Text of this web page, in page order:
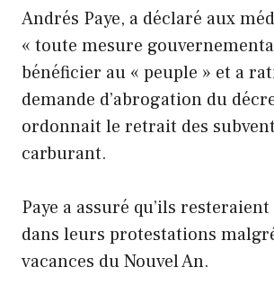
Andrés Paye, a déclaré aux
« toute mesure
bénéficier au « peuple » et a
demande d’abrogation du
ordonnait le retrait des
carburant.
Paye a assuré qu’ils
dans leurs protestations
vacances du Nouvel An.